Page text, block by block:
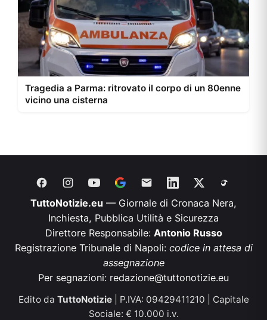
Tragedia a Parma: ritrovato il corpo di un 80enne
vicino una cisterna
TuttoNotizie.eu — Giornale di Cronaca Nera,
Inchiesta, Pubblica Utilità e Sicurezza
Direttore Responsabile: Antonio Russo
Registrazione Tribunale di Napoli: codice in attesa di
assegnazione
Per segnazioni: redazione@tuttonotizie.eu
Edito da TuttoNotizie
| P.IVA: 09429411210 | Capitale
Sociale: € 10.000 i.v.